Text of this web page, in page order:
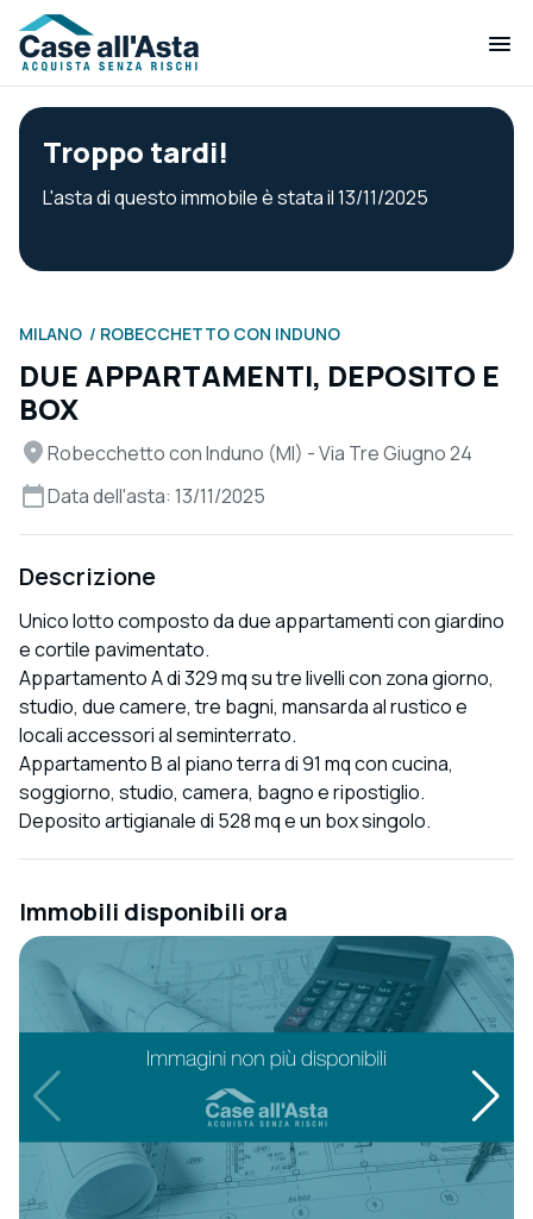
Troppo tardi!
L'asta di questo immobile è stata il 13/11/2025
MILANO ROBECCHETTO CON INDUNO
DUE APPARTAMENTI, DEPOSITO E
BOX
Robecchetto con Induno (MI) - Via Tre Giugno 24
Data dell'asta: 13/11/2025
Descrizione
Unico lotto composto da due appartamenti con giardino
e cortile pavimentato.
Appartamento A di 329 mq su tre livelli con zona giorno,
studio, due camere, tre bagni, mansarda al rustico e
locali accessori al seminterrato.
Appartamento B al piano terra di 91 mq con cucina,
soggiorno, studio, camera, bagno e ripostiglio.
Deposito artigianale di 528 mq e un box singolo.
Immobili disponibili ora